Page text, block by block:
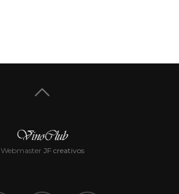
Webmaster JF creativos